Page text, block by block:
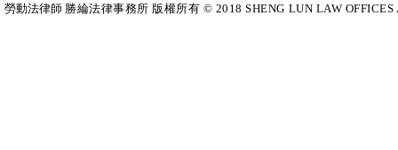
勞動法律師​ 勝綸法律事務所 版權所有 © 2018 SHENG LUN LAW